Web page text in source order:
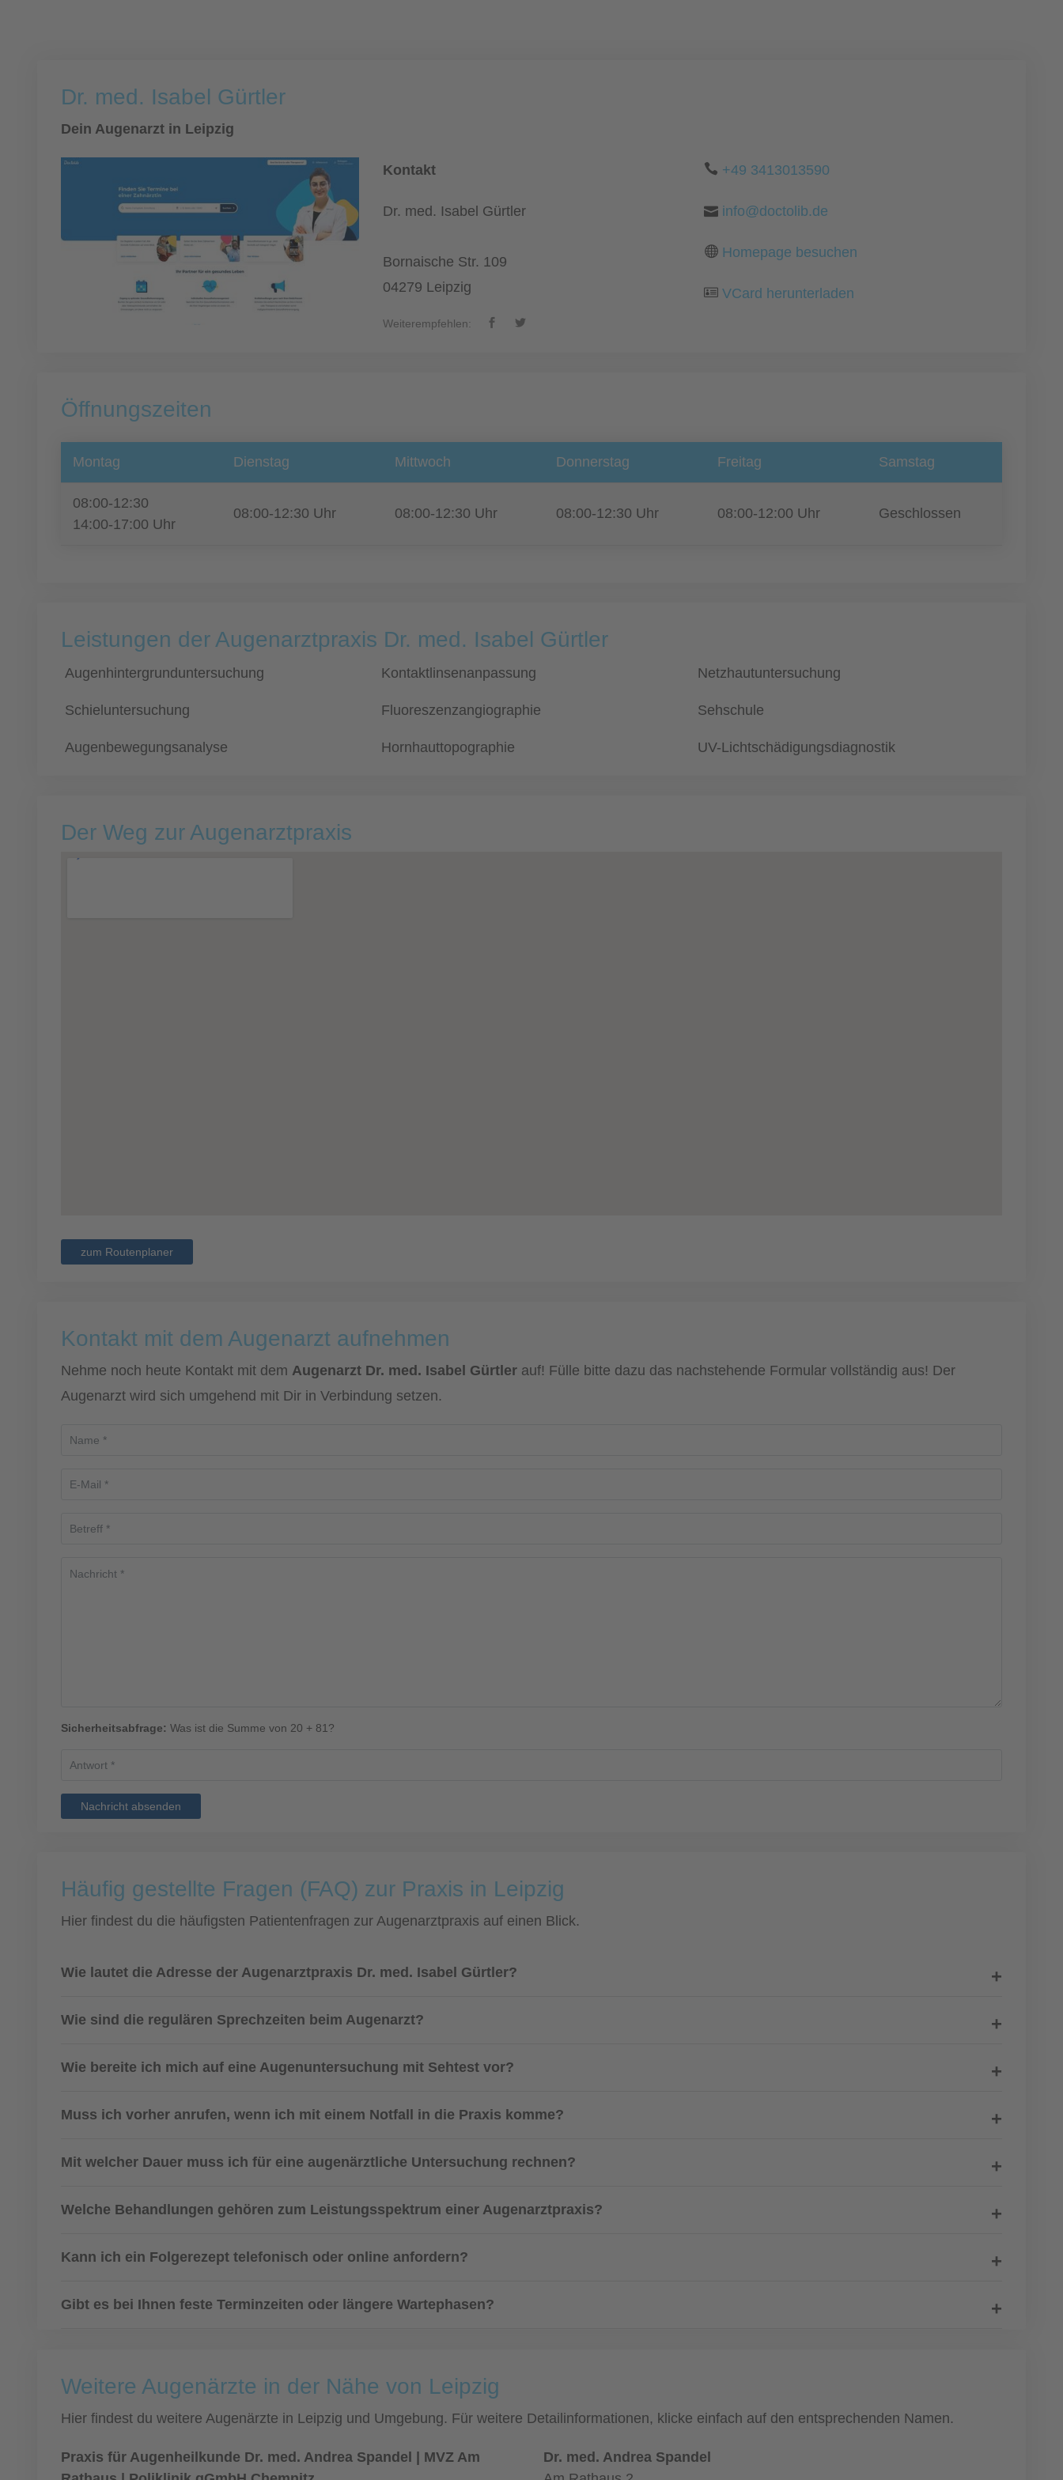
Dr. med. Isabel Gürtler
Dein Augenarzt in Leipzig
Kontakt
Dr. med. Isabel Gürtler
Bornaische Str. 109
04279 Leipzig
Weiterempfehlen:
+49 3413013590
info@doctolib.de
Homepage besuchen
VCard herunterladen
Öffnungszeiten
Montag Dienstag Mittwoch Donnerstag Freitag Samstag
08:00-12:30
14:00-17:00 Uhr
08:00-12:30 Uhr 08:00-12:30 Uhr 08:00-12:30 Uhr 08:00-12:00 Uhr Geschlossen
Leistungen der Augenarztpraxis Dr. med. Isabel Gürtler
Augenhintergrunduntersuchung Kontaktlinsenanpassung Netzhautuntersuchung
Schieluntersuchung Fluoreszenzangiographie Sehschule
Augenbewegungsanalyse Hornhauttopographie UV-Lichtschädigungsdiagnostik
Der Weg zur Augenarztpraxis
zum Routenplaner
Kontakt mit dem Augenarzt aufnehmen
Nehme noch heute Kontakt mit dem Augenarzt Dr. med. Isabel Gürtler auf! Fülle bitte dazu das nachstehende Formular vollständig aus! Der
Augenarzt wird sich umgehend mit Dir in Verbindung setzen.
Sicherheitsabfrage: Was ist die Summe von 20 + 81?
Nachricht absenden
Häufig gestellte Fragen (FAQ) zur Praxis in Leipzig
Hier findest du die häufigsten Patientenfragen zur Augenarztpraxis auf einen Blick.
Wie lautet die Adresse der Augenarztpraxis Dr. med. Isabel Gürtler?
Wie sind die regulären Sprechzeiten beim Augenarzt?
Wie bereite ich mich auf eine Augenuntersuchung mit Sehtest vor?
Muss ich vorher anrufen, wenn ich mit einem Notfall in die Praxis komme?
Mit welcher Dauer muss ich für eine augenärztliche Untersuchung rechnen?
Welche Behandlungen gehören zum Leistungsspektrum einer Augenarztpraxis?
Kann ich ein Folgerezept telefonisch oder online anfordern?
Gibt es bei Ihnen feste Terminzeiten oder längere Wartephasen?
Weitere Augenärzte in der Nähe von Leipzig
Hier findest du weitere Augenärzte in Leipzig und Umgebung. Für weitere Detailinformationen, klicke einfach auf den entsprechenden Namen.
Praxis für Augenheilkunde Dr. med. Andrea Spandel | MVZ Am
Dr. med. Andrea Spandel